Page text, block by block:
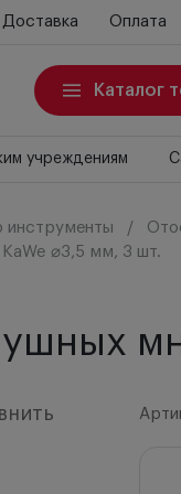
Доставка Оплата
Каталог
учреждениям
инструменты
⌀3,5 мм, 3 шт.